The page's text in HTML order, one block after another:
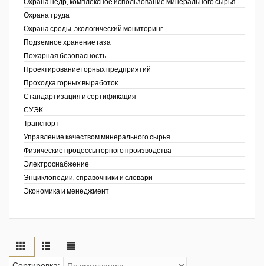
Охрана труда
Охрана среды, экологический мониторинг
Подземное хранение газа
Пожарная безопасность
Проектирование горных предприятий
Проходка горных выработок
Стандартизация и сертификация
СУЭК
Транспорт
Управление качеством минерального сырья
Физические процессы горного производства
Электроснабжение
Энциклопедии, справочники и словари
Экономика и менеджмент